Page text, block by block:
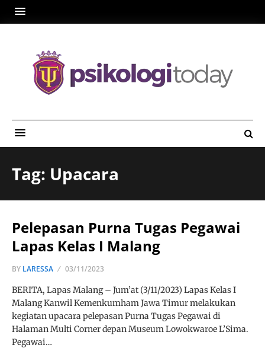
Tag: Upacara
Pelepasan Purna Tugas Pegawai
Lapas Kelas I Malang
BY LARESSA 03/11/2023
BERITA, Lapas Malang – Jum’at (3/11/2023) Lapas Kelas I
Malang Kanwil Kemenkumham Jawa Timur melakukan
kegiatan upacara pelepasan Purna Tugas Pegawai di
Halaman Multi Corner depan Museum Lowokwaroe L’Sima.
Pegawai…